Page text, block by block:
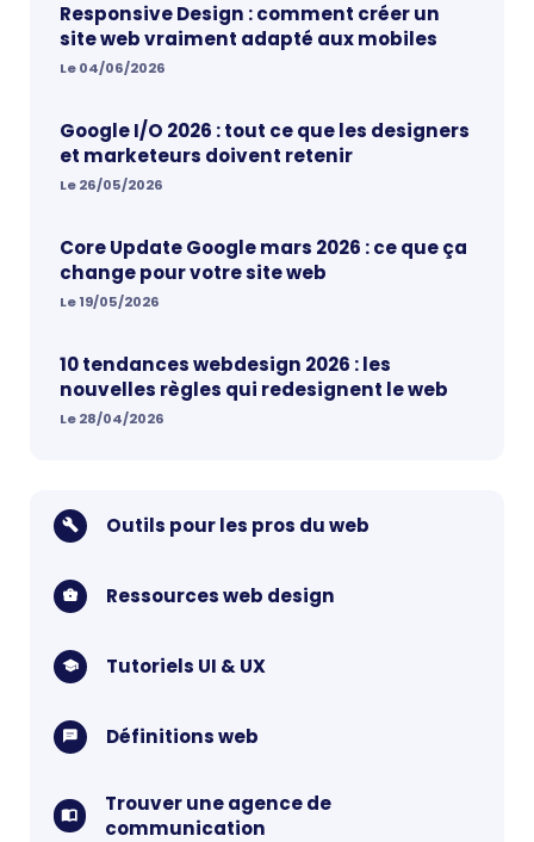
Responsive Design : comment créer un
site web vraiment adapté aux mobiles
Le 04/06/2026
Google I/O 2026 : tout ce que les designers
et marketeurs doivent retenir
Le 26/05/2026
Core Update Google mars 2026 : ce que ça
change pour votre site web
Le 19/05/2026
10 tendances webdesign 2026 : les
nouvelles règles qui redesignent le web
Le 28/04/2026
Outils pour les pros du web
Ressources web design
Tutoriels UI & UX
Définitions web
Trouver une agence de
communication